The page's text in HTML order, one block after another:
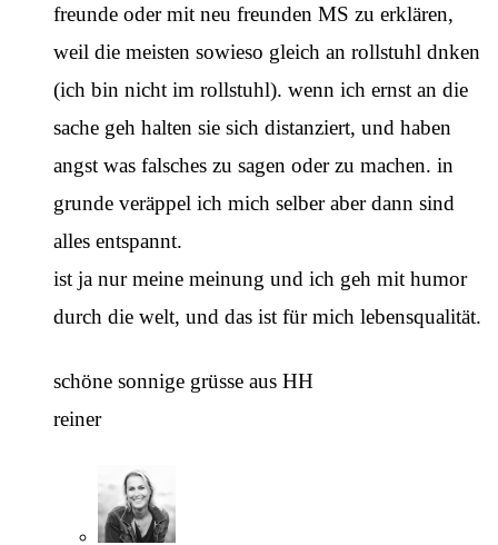
freunde oder mit neu freunden MS zu erklären,
weil die meisten sowieso gleich an rollstuhl dnken
(ich bin nicht im rollstuhl). wenn ich ernst an die
sache geh halten sie sich distanziert, und haben
angst was falsches zu sagen oder zu machen. in
grunde veräppel ich mich selber aber dann sind
alles entspannt.
ist ja nur meine meinung und ich geh mit humor
durch die welt, und das ist für mich lebensqualität.
schöne sonnige grüsse aus HH
reiner